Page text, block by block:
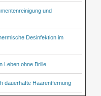
und
Desinfektion im
Leben ohne Brille
dauerhafte Haarentfernung